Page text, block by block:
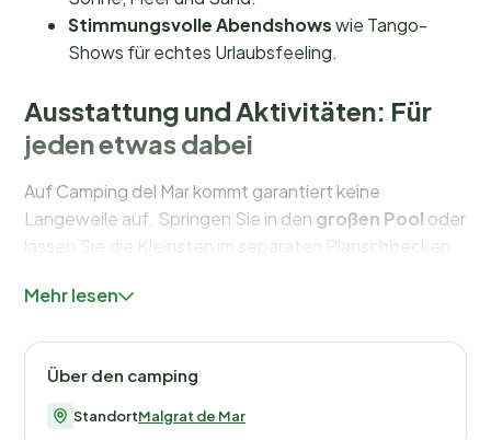
Stimmungsvolle Abendshowswie Tango-
Shows für echtes Urlaubsfeeling.
Ausstattung und Aktivitäten: Für
jeden etwas dabei
Auf Camping del Mar kommt garantiert keine
Langeweile auf. Springen Sie in den großen Pool oder
lassen Sie die Kleinsten im separaten Planschbecken
Auswahl: von einer Runde Tennis auf dem
einem Match auf dem
. Kinder können
sich auf dem Spielplatz austoben oder am
abwechslungsreichenAnimationsprogramm
Mehr lesen
Über den camping
StandortMalgrat de Mar